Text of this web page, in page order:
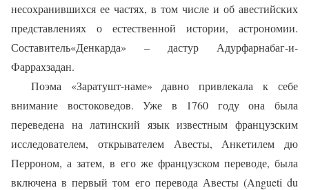
несохранившихся ее частях, в том числе и об авестийских
представлениях о естественной истории, астрономии.
Составитель«Денкарда» – дастур Адурфарнабаг-и-
Фаррахзадан.
Поэма «Заратушт-наме» давно привлекала к себе
внимание востоковедов. Уже в 1760 году она была
переведена на латинский язык известным французским
исследователем, открывателем Авесты, Анкетилем дю
Перроном, а затем, в его же французском переводе, была
включена в первый том его перевода Авесты (Angueti du